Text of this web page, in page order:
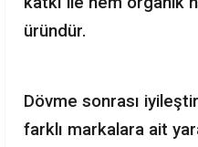
üründür.
Dövme sonrası
farklı markalara ait